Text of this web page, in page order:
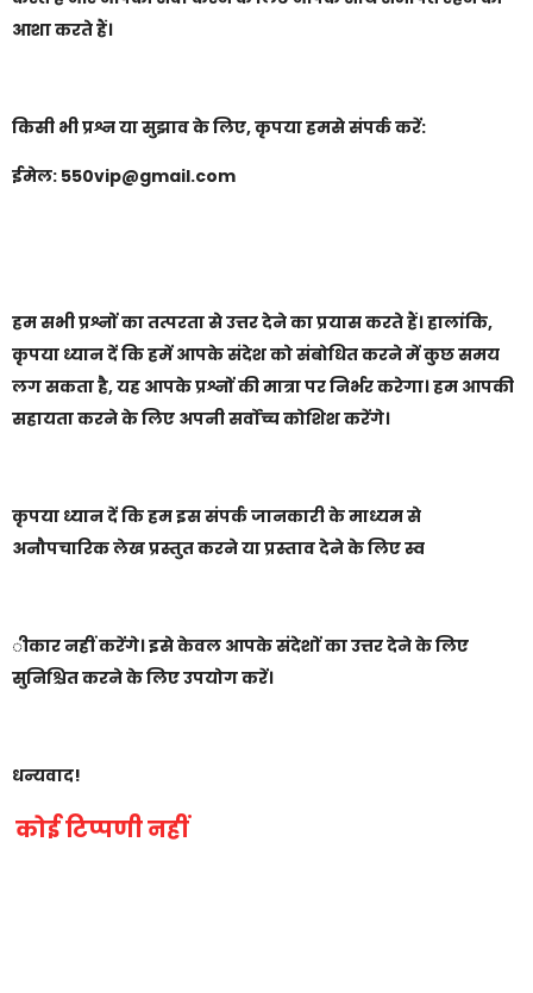
आशा करते हैं।
किसी भी प्रश्न या सुझाव के लिए, कृपया हमसे संपर्क करें:
ईमेल: 550vip@gmail.com
हम सभी प्रश्नों का तत्परता से उत्तर देने का प्रयास करते हैं। हालांकि,
कृपया ध्यान दें कि हमें आपके संदेश को संबोधित करने में कुछ समय
लग सकता है, यह आपके प्रश्नों की मात्रा पर निर्भर करेगा। हम आपकी
सहायता करने के लिए अपनी सर्वोच्च कोशिश करेंगे।
कृपया ध्यान दें कि हम इस संपर्क जानकारी के माध्यम से
अनौपचारिक लेख प्रस्तुत करने या प्रस्ताव देने के लिए स्व
ीकार नहीं करेंगे। इसे केवल आपके संदेशों का उत्तर देने के लिए
सुनिश्चित करने के लिए उपयोग करें।
धन्यवाद!
कोई टिप्पणी नहीं